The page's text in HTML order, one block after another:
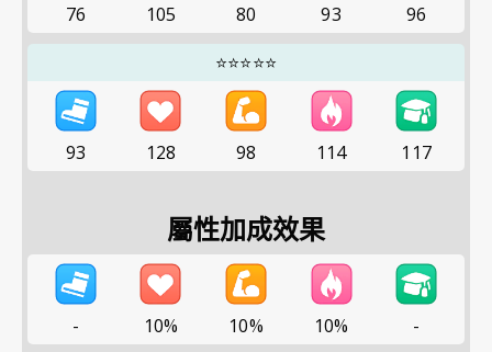
76 105 80 93
96
⭐⭐⭐⭐⭐
93 128 98 114 117
屬性加成效果
- 10% 10% 10% -